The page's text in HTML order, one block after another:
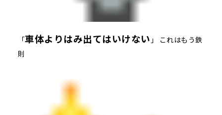
「車体よりはみ出てはいけない 」 これはもう鉄
則